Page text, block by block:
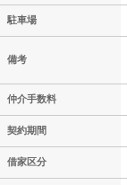
駐車場
備考
仲介手数料
契約期間
借家区分